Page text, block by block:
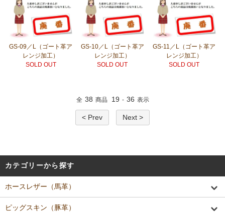
GS-09／L（ゴート革ア
レンジ加工）
SOLD OUT
GS-10／L（ゴート革ア
レンジ加工）
SOLD OUT
GS-11／L（ゴート革ア
レンジ加工）
SOLD OUT
全 38 商品 19 - 36 表示
< Prev Next >
カテゴリーから探す
ホースレザー（馬革）
ピッグスキン（豚革）